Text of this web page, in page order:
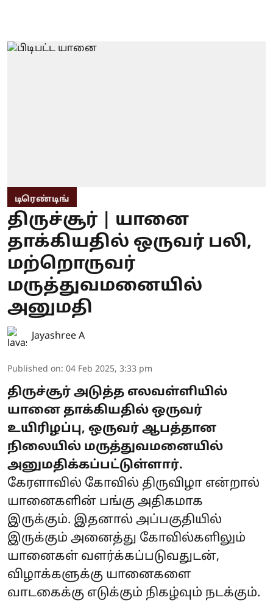
டிரெண்டிங்
திருச்சூர் | யானை
தாக்கியதில் ஒருவர் பலி,
மற்றொருவர்
மருத்துவமனையில்
அனுமதி
Jayashree A
Published on: 04 Feb 2025, 3:33 pm
திருச்சூர் அடுத்த எலவள்ளியில்
யானை தாக்கியதில் ஒருவர்
உயிரிழப்பு, ஒருவர் ஆபத்தான
நிலையில் மருத்துவமனையில்
அனுமதிக்கப்பட்டுள்ளார்.
கேரளாவில் கோவில் திருவிழா என்றால்
யானைகளின் பங்கு அதிகமாக
இருக்கும். இதனால் அப்பகுதியில்
இருக்கும் அனைத்து கோவில்களிலும்
யானைகள் வளர்க்கப்படுவதுடன்,
விழாக்களுக்கு யானைகளை
வாடகைக்கு எடுக்கும் நிகழ்வும் நடக்கும்.